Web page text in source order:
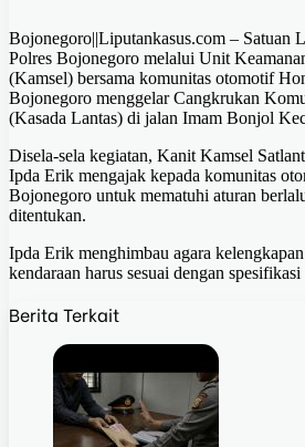
Bojonegoro||Liputankasus.com – Satuan
Polres Bojonegoro melalui Unit
(Kamsel) bersama komunitas otomotif
Bojonegoro menggelar Cangkrukan
(Kasada Lantas) di jalan Imam Bonjol
Disela-sela kegiatan, Kanit Kamsel
Ipda Erik mengajak kepada komunitas
Bojonegoro untuk mematuhi aturan
ditentukan.
Ipda Erik menghimbau agara
kendaraan harus sesuai dengan
Berita Terkait